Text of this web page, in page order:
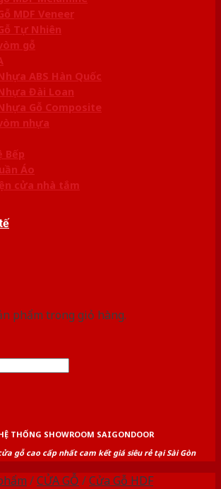
MDF Veneer
Tự Nhiên
gỗ
ABS Hàn Quốc
Đài Loan
Gỗ Composite
nhựa
Bếp
Áo
cửa nhà tắm
phẩm trong giỏ hàng.
THỐNG SHOWROOM SAIGONDOOR
gỗ cao cấp nhất cam kết giá siêu rẻ tại Sài Gòn
/CỬA GỖ /Cửa Gỗ HDF